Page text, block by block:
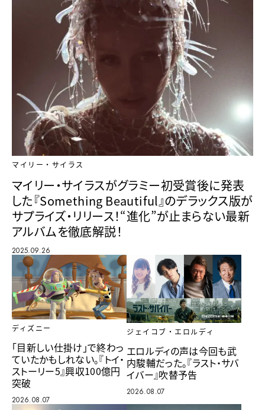
マイリー・サイラス
マイリー・サイラスがグラミー初受賞後に発表
した『Something Beautiful』のデラックス版が
サプライズ・リリース！“進化”が止まらない最新
アルバムを徹底解説！
2025.09.26
ディズニー
「目新しい仕掛け」で終わっ
ていたかもしれない。『トイ・
ストーリー5』興収100億円
突破
2026.08.07
ジェイコブ・エロルディ
エロルディの声は今回も武
内駿輔だった。『ラスト・サバ
イバー』吹替予告
2026.08.07